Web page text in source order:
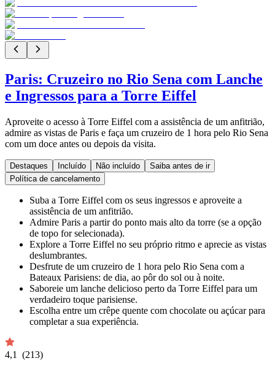
Paris: Cruzeiro no Rio Sena com Lanche
e Ingressos para a Torre Eiffel
Aproveite o acesso à Torre Eiffel com a assistência de um anfitrião,
admire as vistas de Paris e faça um cruzeiro de 1 hora pelo Rio Sena
com um doce antes ou depois da visita.
Destaques Incluído Não incluído
Saiba antes de ir
Política de cancelamento
Suba a Torre Eiffel com os seus ingressos e aproveite a
assistência de um anfitrião.
Admire Paris a partir do ponto mais alto da torre (se a opção
de topo for selecionada).
Explore a Torre Eiffel no seu próprio ritmo e aprecie as vistas
deslumbrantes.
Desfrute de um cruzeiro de 1 hora pelo Rio Sena com a
Bateaux Parisiens: de dia, ao pôr do sol ou à noite.
Saboreie um lanche delicioso perto da Torre Eiffel para um
verdadeiro toque parisiense.
Escolha entre um crêpe quente com chocolate ou açúcar para
completar a sua experiência.
4,1
(213)